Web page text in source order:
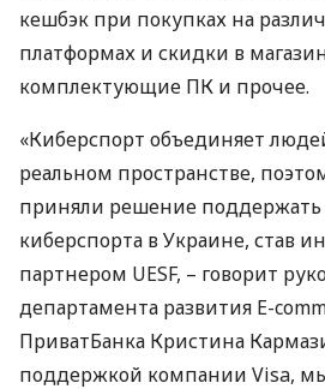
кешбэк при покупках на
платформах и скидки в
комплектующие ПК и прочее.
«Киберспорт объединяет
реальном пространстве,
приняли решение поддержать
киберспорта в Украине, став
партнером UESF, – говорит
департамента развития E-
ПриватБанка Кристина
поддержкой компании Visa,